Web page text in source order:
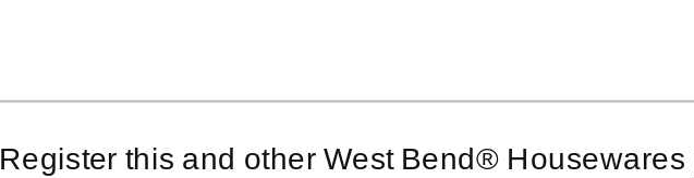
Register this and other West Bend®